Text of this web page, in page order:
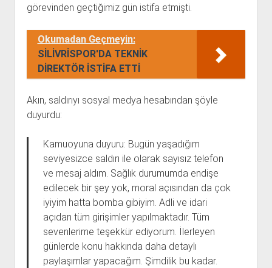
görevinden geçtiğimiz gün istifa etmişti.
Okumadan Geçmeyin:
SİLİVRİSPOR'DA TEKNİK
DİREKTÖR İSTİFA ETTİ
Akın, saldırıyı sosyal medya hesabından şöyle
duyurdu:
Kamuoyuna duyuru: Bugün yaşadığım
seviyesizce saldırı ile olarak sayısız telefon
ve mesaj aldım. Sağlık durumumda endişe
edilecek bir şey yok, moral açısından da çok
iyiyim hatta bomba gibiyim. Adli ve idari
açıdan tüm girişimler yapılmaktadır. Tüm
sevenlerime teşekkür ediyorum. İlerleyen
günlerde konu hakkında daha detaylı
paylaşımlar yapacağım. Şimdilik bu kadar.